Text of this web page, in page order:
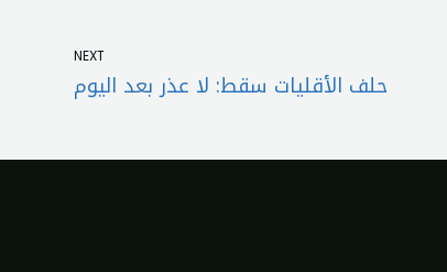
NEXT
حلف الأقليات سقط: لا عذر بعد اليوم